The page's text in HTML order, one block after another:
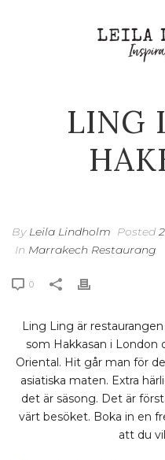
LING
By Leila Lindholm Posted
In Marrakech Restaurang
0
Ling Ling är
som Hakkasan i London
Oriental. Hit går man för
asiatiska maten. Extra
det är säsong. Det är
värt besöket. Boka in en
att du